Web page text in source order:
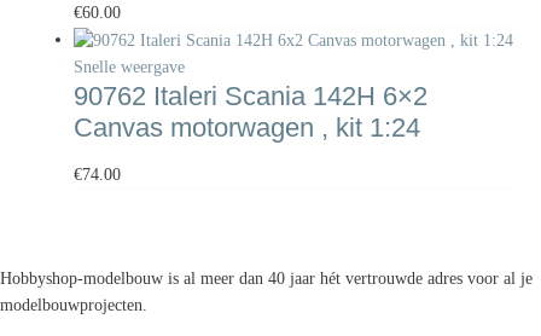
€60.00
Snelle weergave
90762 Italeri Scania 142H 6×2
Canvas motorwagen , kit 1:24
€74.00
Hobbyshop-modelbouw is al meer dan 40 jaar hét vertrouwde adres voor al je
modelbouwprojecten.